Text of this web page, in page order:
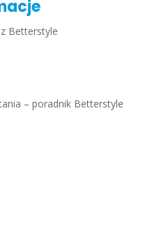
Betterstyle
– poradnik Betterstyle